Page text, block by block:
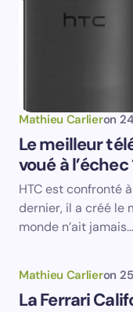
Mathieu Carlieron
Le meilleur
voué à l’échec
HTC est confronté
dernier, il a créé le
monde n’ait jamais…
Mathieu Carlieron
La Ferrari